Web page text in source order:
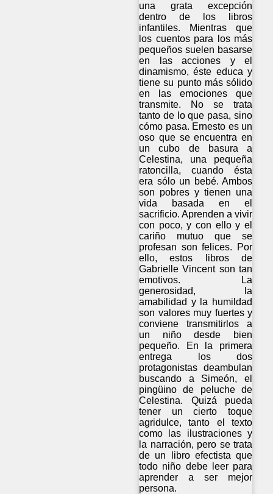
una grata excepción
dentro de los libros
infantiles. Mientras que
los cuentos para los más
pequeños suelen basarse
en las acciones y el
dinamismo, éste educa y
tiene su punto más sólido
en las emociones que
transmite. No se trata
tanto de lo que pasa, sino
cómo pasa. Ernesto es un
oso que se encuentra en
un cubo de basura a
Celestina, una pequeña
ratoncilla, cuando ésta
era sólo un bebé. Ambos
son pobres y tienen una
vida basada en el
sacrificio. Aprenden a vivir
con poco, y con ello y el
cariño mutuo que se
profesan son felices. Por
ello, estos libros de
Gabrielle Vincent son tan
emotivos. La
generosidad, la
amabilidad y la humildad
son valores muy fuertes y
conviene transmitirlos a
un niño desde bien
pequeño. En la primera
entrega los dos
protagonistas deambulan
buscando a Simeón, el
pingüino de peluche de
Celestina. Quizá pueda
tener un cierto toque
agridulce, tanto el texto
como las ilustraciones y
la narración, pero se trata
de un libro efectista que
todo niño debe leer para
aprender a ser mejor
persona.